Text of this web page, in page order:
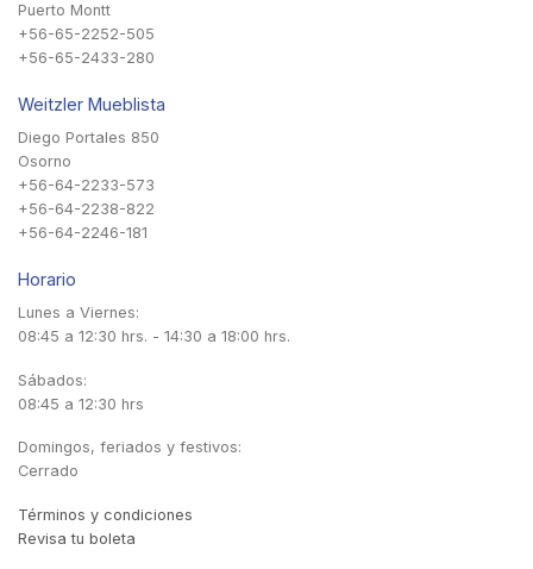
Puerto Montt
+56-65-2252-505
+56-65-2433-280
Weitzler Mueblista
Diego Portales 850
Osorno
+56-64-2233-573
+56-64-2238-822
+56-64-2246-181
Horario
Lunes a Viernes:
08:45 a 12:30 hrs. - 14:30 a 18:00 hrs.
Sábados:
08:45 a 12:30 hrs
Domingos, feriados y festivos:
Cerrado
Términos y condiciones
Revisa tu boleta